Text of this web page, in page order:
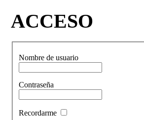
ACCESO
Nombre de usuario
Contraseña
Recordarme